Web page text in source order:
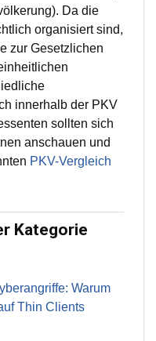
Da die
organisiert sind,
zur Gesetzlichen
innerhalb der PKV
sollten sich
anschauen und
PKV-Vergleich
Kategorie
Warum
Thin Clients